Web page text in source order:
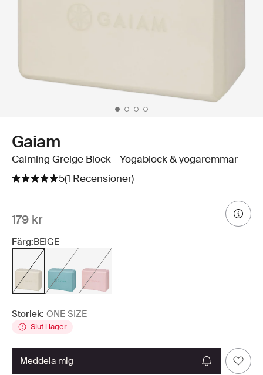
Gaiam
Calming Greige Block - Yogablock & yogaremmar
5(1 Recensioner)
179 kr
Färg:BEIGE
Storlek: ONE SIZE
Slut i lager
meddela mig